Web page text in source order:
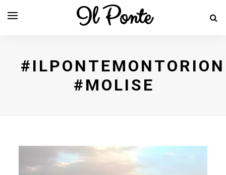
Il Ponte
#MOLISE